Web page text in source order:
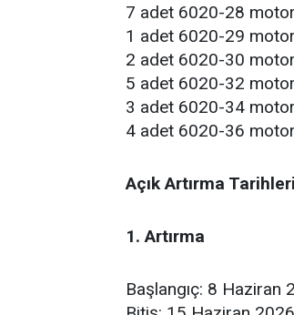
7 adet 6020-28
1 adet 6020-29
2 adet 6020-30
5 adet 6020-32
3 adet 6020-34
4 adet 6020-36
Açık Artırma Tarihleri
1. Artırma
Başlangıç: 8 Haziran